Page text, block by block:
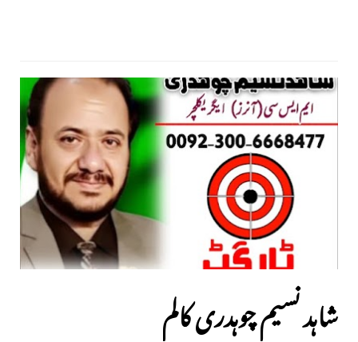
شاہد نسیم چوہدری کالم